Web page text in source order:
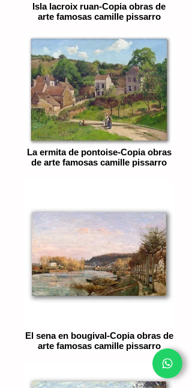
Isla lacroix ruan-Copia obras de
arte famosas camille pissarro
La ermita de pontoise-Copia obras
de arte famosas camille pissarro
El sena en bougival-Copia obras de
arte famosas camille pissarro